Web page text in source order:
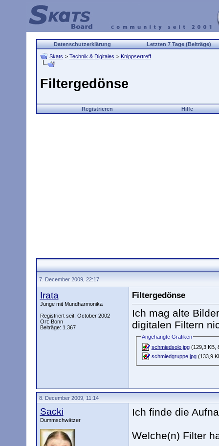
Datenschutzerklärung Letzten 7 Tage (Beiträge)
Skats > Technik & Digitales > Knippsertreff
Filtergedönse
Registrieren Hilfe
7. December 2009, 22:17
Irata
Junge mit Mundharmonika
Registriert seit: October 2002
Ort: Bonn
Beiträge: 1.367
Filtergedönse
Ich mag alte
digitalen Filtern
Angehängte Grafiken
schmiedsolo.jpg(129,3 KB,
schmiedgruppe.jpg(133,9
8. December 2009, 11:14
Sacki
Dummschwätzer
Ich finde die
Welche(n) Filter